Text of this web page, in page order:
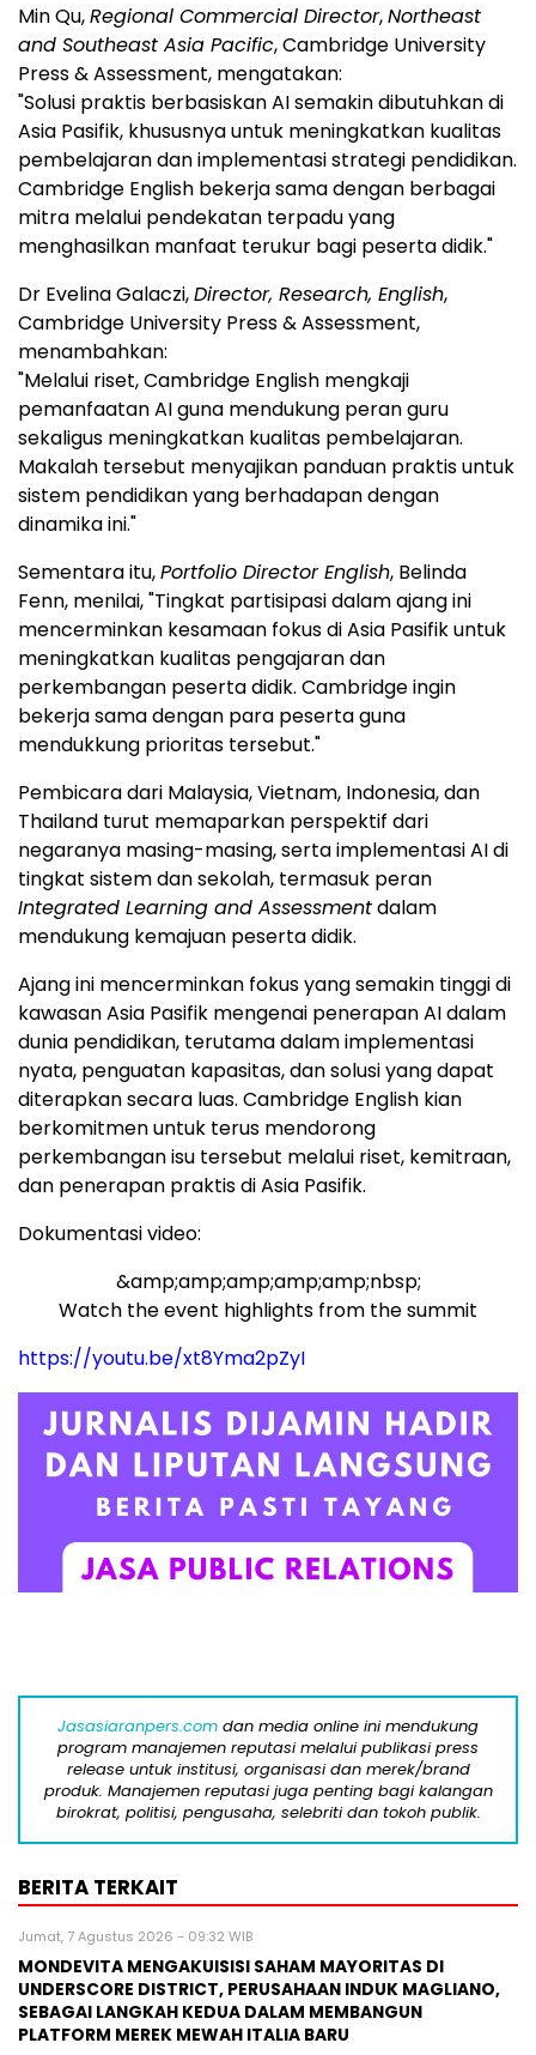
Min Qu,Regional Commercial Director,Northeast
and Southeast Asia Pacific, Cambridge University
Press & Assessment, mengatakan:
"Solusi praktis berbasiskan AI semakin dibutuhkan di
Asia Pasifik, khususnya untuk meningkatkan kualitas
pembelajaran dan implementasi strategi pendidikan.
Cambridge English bekerja sama dengan berbagai
mitra melalui pendekatan terpadu yang
menghasilkan manfaat terukur bagi peserta didik."
Dr Evelina Galaczi,Director, Research, English,
Cambridge University Press & Assessment,
menambahkan:
"Melalui riset, Cambridge English mengkaji
pemanfaatan AI guna mendukung peran guru
sekaligus meningkatkan kualitas pembelajaran.
Makalah tersebut menyajikan panduan praktis untuk
sistem pendidikan yang berhadapan dengan
dinamika ini."
Sementara itu,Portfolio Director English, Belinda
Fenn, menilai, "Tingkat partisipasi dalam ajang ini
mencerminkan kesamaan fokus di Asia Pasifik untuk
meningkatkan kualitas pengajaran dan
perkembangan peserta didik. Cambridge ingin
bekerja sama dengan para peserta guna
mendukkung prioritas tersebut."
Pembicara dari Malaysia, Vietnam, Indonesia, dan
Thailand turut memaparkan perspektif dari
negaranya masing-masing, serta implementasi AI di
tingkat sistem dan sekolah, termasuk peran
Integrated Learning and Assessmentdalam
mendukung kemajuan peserta didik.
Ajang ini mencerminkan fokus yang semakin tinggi di
kawasan Asia Pasifik mengenai penerapan AI dalam
dunia pendidikan, terutama dalam implementasi
nyata, penguatan kapasitas, dan solusi yang dapat
diterapkan secara luas. Cambridge English kian
berkomitmen untuk terus mendorong
perkembangan isu tersebut melalui riset, kemitraan,
dan penerapan praktis di Asia Pasifik.
Dokumentasi video:
&amp;amp;amp;amp;amp;nbsp;
Watch the event highlights from the summit
https://youtu.be/xt8Yma2pZyI
Jasasiaranpers.com dan media online ini mendukung
program manajemen reputasi melalui publikasi press
release untuk institusi, organisasi dan merek/brand
produk. Manajemen reputasi juga penting bagi kalangan
birokrat, politisi, pengusaha, selebriti dan tokoh publik.
BERITA TERKAIT
Jumat, 7 Agustus 2026 - 09:32 WIB
MONDEVITA MENGAKUISISI SAHAM MAYORITAS DI
UNDERSCORE DISTRICT, PERUSAHAAN INDUK MAGLIANO,
SEBAGAI LANGKAH KEDUA DALAM MEMBANGUN
PLATFORM MEREK MEWAH ITALIA BARU